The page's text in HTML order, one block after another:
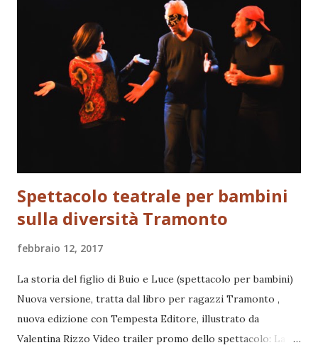
Spettacolo teatrale per bambini
sulla diversità Tramonto
febbraio 12, 2017
La storia del figlio di Buio e Luce (spettacolo per bambini)
Nuova versione, tratta dal libro per ragazzi Tramonto ,
nuova edizione con Tempesta Editore, illustrato da
Valentina Rizzo Video trailer promo dello spettacolo: La